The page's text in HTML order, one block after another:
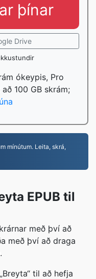
þínar
Drive
ókeypis, Pro
100 GB skrám;
mínútum. Leita, skrá,
EPUB til
með því að
með því að draga
til að hefja